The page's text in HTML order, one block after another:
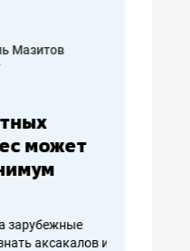
Мазитов
может
зарубежные
аксакалов и